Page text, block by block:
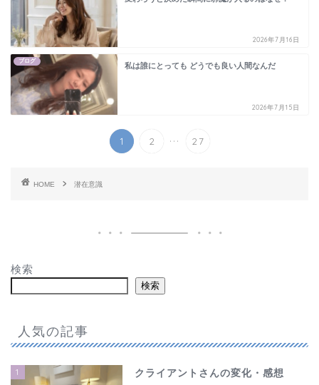
2026年7月16日
ブログ
私は誰にとっても どうでも良い人間なんだ
2026年7月15日
1 2 ... 27
HOME 潜在意識
検索
検索
人気の記事
1 クライアントさんの変化・感想